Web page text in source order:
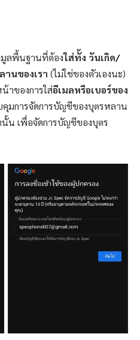
ลพื้นฐานที่ต้องใส่ทั้ง วันเกิด/
นของเรา (ไม่ใช่ของตัวเองนะ)
าของการใส่อีเมลหรือเบอร์ของ
คุมการจัดการบัญชีของบุตรหลาน
นั้น เพื่อจัดการบัญชีของบุตร